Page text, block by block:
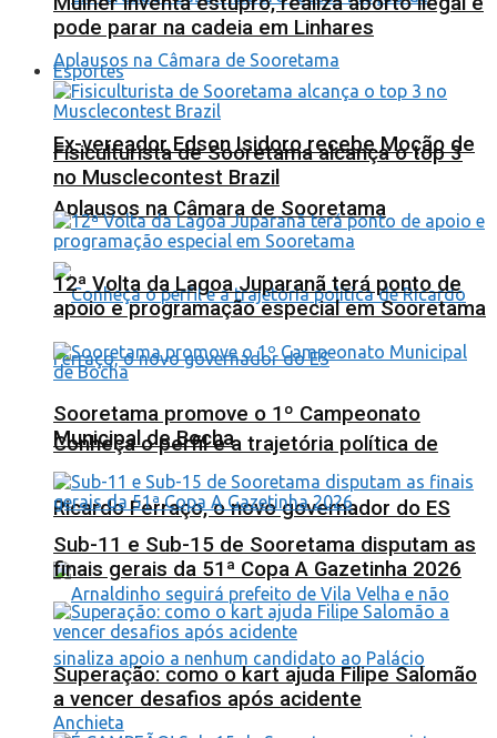
Ex-vereador Edson Isidoro recebe Moção de
Aplausos na Câmara de Sooretama
Conheça o perfil e a trajetória política de
Ricardo Ferraço, o novo governador do ES
pode parar na cadeia em Linhares
Esportes
Fisiculturista de Sooretama alcança o top 3
no Musclecontest Brazil
12ª Volta da Lagoa Juparanã terá ponto de
apoio e programação especial em Sooretama
Sooretama promove o 1º Campeonato
Municipal de Bocha
Sub-11 e Sub-15 de Sooretama disputam as
finais gerais da 51ª Copa A Gazetinha 2026
Superação: como o kart ajuda Filipe Salomão
a vencer desafios após acidente